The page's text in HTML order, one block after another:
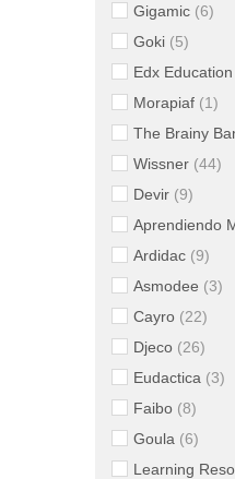
Gigamic (6)
Goki (5)
Edx Education
Morapiaf (1)
The Brainy
Wissner (44)
Devir (9)
Aprendiendo
Ardidac (9)
Asmodee (3)
Cayro (22)
Djeco (26)
Eudactica (3)
Faibo (8)
Goula (6)
Learning